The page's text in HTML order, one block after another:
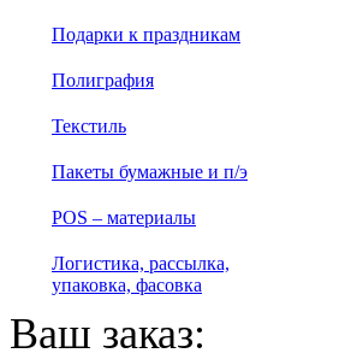
Подарки к праздникам
Полиграфия
Текстиль
Пакеты бумажные и п/э
POS – материалы
Логистика, рассылка,
упаковка, фасовка
Ваш заказ: